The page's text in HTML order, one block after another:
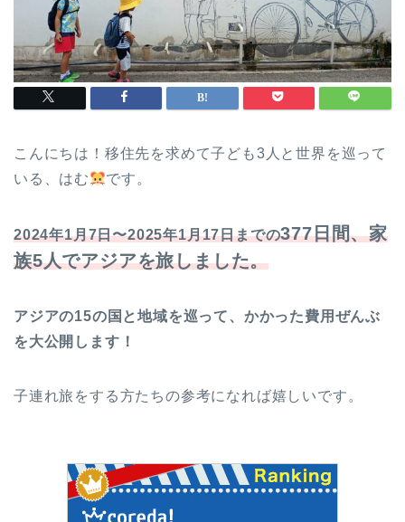
こんにちは！移住先を求めて子ども3人と世界を巡って
いる、はむ
です。
2024年1月7日〜2025年1月17日までの377日間、家
族5人でアジアを旅しました。
アジアの15の国と地域を巡って、かかった費用ぜんぶ
を大公開します！
子連れ旅をする方たちの参考になれば嬉しいです。